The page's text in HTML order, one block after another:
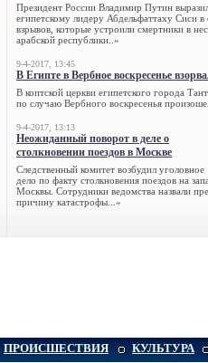
Президент России Владимир Путин
египетскому лидеру Абдельфаттаху Сиси в
взрывов, которые устроили смертники в
арабской республики..»
9-4-2017, 13:45
В Египте в Вербное воскресенье
В коптской церкви египетского города
по случаю Вербного воскресенья
9-4-2017, 13:13
Неожиданный поворот в деле о
столкновении поездов в Москве
Следственный комитет возбудил уголовное
дело по факту столкновения поездов на
Москвы. Сотрудники ведомства назвали
причину катастрофы...»
ПРОИСШЕСТВИЯ КУЛЬТУРА